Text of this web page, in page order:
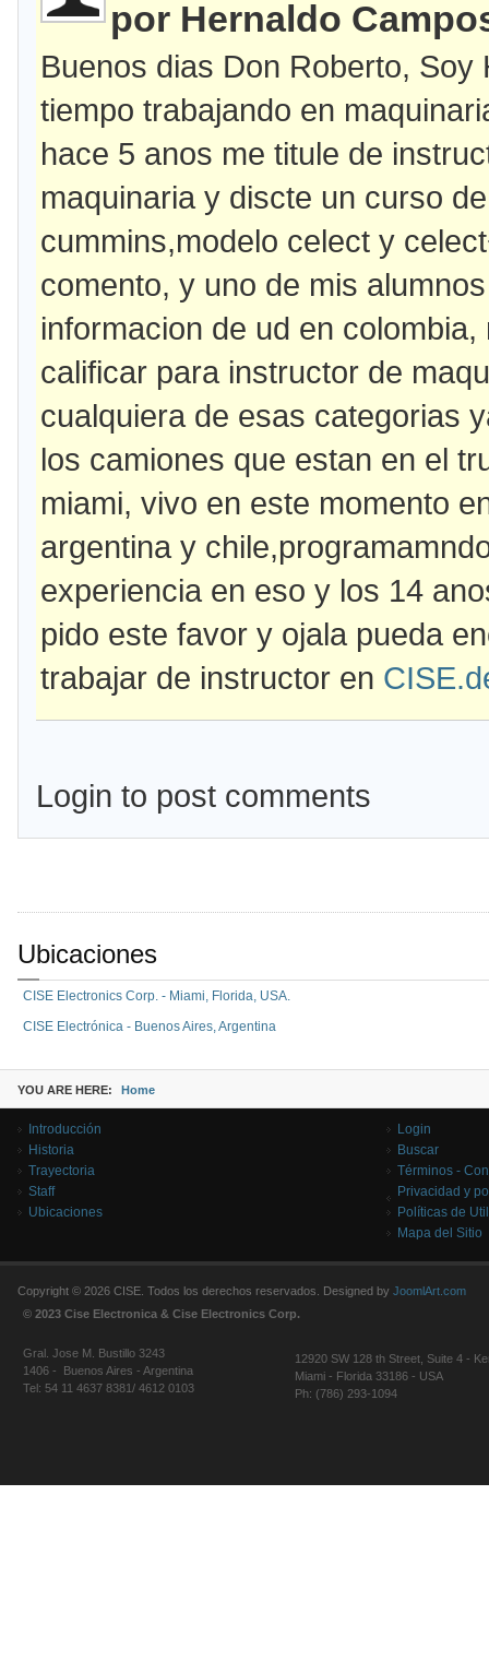
por Hernaldo
Buenos dias Don Roberto,
tiempo trabajando en
hace 5 anos me titule de
maquinaria y discte un curso
cummins,modelo celect y
comento, y uno de mis
informacion de ud en
calificar para instructor de
cualquiera de esas categorias
los camiones que estan en el
miami, vivo en este momento
argentina y
experiencia en eso y los 14
pido este favor y ojala pueda
trabajar de instructor en
Login to post comments
Ubicaciones
CISE Electronics Corp. - Miami, Florida, USA.
CISE Electrónica - Buenos Aires, Argentina
YOU ARE HERE: Home
Introducción
Historia
Trayectoria
Staff
Ubicaciones
Login
Buscar
Términos -
Privacidad y
Políticas de
Mapa del Sitio
Copyright © 2026 CISE. Todos los derechos reservados. Designed by JoomlArt.com
© 2023 Cise Electronica & Cise Electronics Corp.
Gral. Jose M. Bustillo 3243
1406 - Buenos Aires - Argentina
Tel: 54 11 4637 8381/ 4612 0103
12920 SW 128 th Street, Suite 4 -
Miami - Florida 33186 - USA
Ph: (786) 293-1094